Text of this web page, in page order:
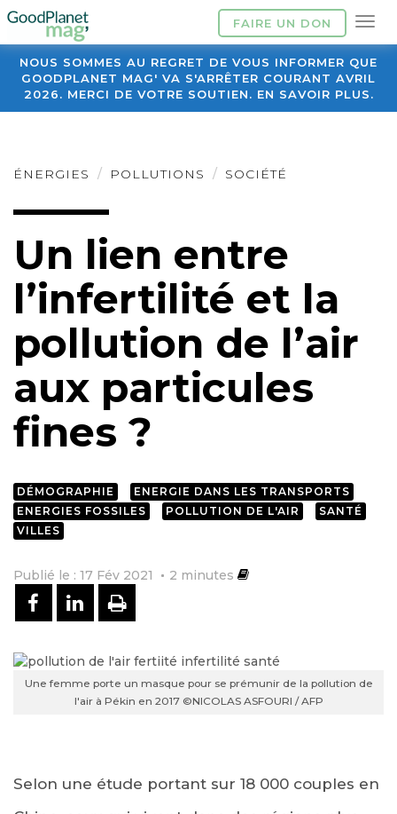
FAIRE UN DON
NOUS SOMMES AU REGRET DE VOUS INFORMER QUE
GOODPLANET MAG' VA S'ARRÊTER COURANT AVRIL
2026. MERCI DE VOTRE SOUTIEN. EN SAVOIR PLUS.
ÉNERGIES POLLUTIONS SOCIÉTÉ
Un lien entre
l’infertilité et la
pollution de l’air
aux particules
fines ?
DÉMOGRAPHIE
ENERGIE DANS LES TRANSPORTS
ENERGIES FOSSILES
POLLUTION DE L'AIR
SANTÉ
VILLES
Publié le : 17 Fév 2021 2 minutes
PARTAGER SUR FACEBOOK
PARTAGER SUR LINKEDIN
IMPRIMER
Une femme porte un masque pour se prémunir de la pollution de
l'air à Pékin en 2017 ©NICOLAS ASFOURI / AFP
Selon une étude portant sur 18 000 couples en